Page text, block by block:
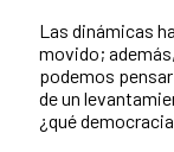
Las dinámicas
movido;
podemos
de un
¿qué